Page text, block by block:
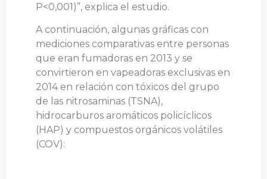
P<0,001)”, explica el estudio.
A continuación, algunas gráficas con
mediciones comparativas entre personas
que eran fumadoras en 2013 y se
convirtieron en vapeadoras exclusivas en
2014 en relación con tóxicos del grupo
de las nitrosaminas (TSNA),
hidrocarburos aromáticos policíclicos
(HAP) y compuestos orgánicos volátiles
(COV):